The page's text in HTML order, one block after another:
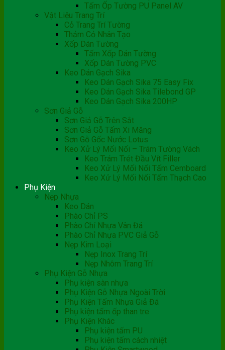
Tấm Ốp Tường PU Panel AV
Vật Liệu Trang Trí
Cỏ Trang Trí Tường
Thảm Cỏ Nhân Tạo
Xốp Dán Tường
Tấm Xốp Dán Tường
Xốp Dán Tường PVC
Keo Dán Gạch Sika
Keo Dán Gạch Sika 75 Easy Fix
Keo Dán Gạch Sika Tilebond GP
Keo Dán Gạch Sika 200HP
Sơn Giả Gỗ
Sơn Giả Gỗ Trên Sắt
Sơn Giả Gỗ Tấm Xi Măng
Sơn Gỗ Gốc Nước Lotus
Keo Xử Lý Mối Nối – Trám Tường Vách
Keo Trám Trét Đầu Vít Filler
Keo Xử Lý Mối Nối Tấm Cemboard
Keo Xử Lý Mối Nối Tấm Thạch Cao
Phụ Kiện
Nẹp Nhựa
Keo Dán
Phào Chỉ PS
Phào Chỉ Nhựa Vân Đá
Phào Chỉ Nhựa PVC Giả Gỗ
Nẹp Kim Loại
Nẹp Inox Trang Trí
Nẹp Nhôm Trang Trí
Phụ Kiện Gỗ Nhựa
Phụ kiện sàn nhựa
Phụ Kiện Gỗ Nhựa Ngoài Trời
Phụ Kiện Tấm Nhựa Giả Đá
Phụ kiện tấm ốp than tre
Phụ Kiện Khác
Phụ kiện tấm PU
Phụ kiện tấm cách nhiệt